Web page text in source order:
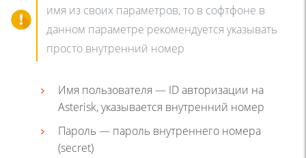
имя из своих параметров, то в софтфоне в
данном параметре рекомендуется указывать
просто внутренний номер
Имя пользователя — ID авторизации на
Asterisk, указывается внутренний номер
Пароль — пароль внутреннего номера
(secret)